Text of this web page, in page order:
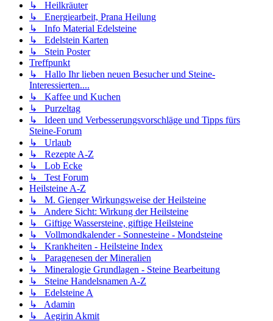
↳ Heilkräuter
↳ Energiearbeit, Prana Heilung
↳ Info Material Edelsteine
↳ Edelstein Karten
↳ Stein Poster
Treffpunkt
↳ Hallo Ihr lieben neuen Besucher und Steine-
Interessierten....
↳ Kaffee und Kuchen
↳ Purzeltag
↳ Ideen und Verbesserungsvorschläge und Tipps fürs
Steine-Forum
↳ Urlaub
↳ Rezepte A-Z
↳ Lob Ecke
↳ Test Forum
Heilsteine A-Z
↳ M. Gienger Wirkungsweise der Heilsteine
↳ Andere Sicht: Wirkung der Heilsteine
↳ Giftige Wassersteine, giftige Heilsteine
↳ Vollmondkalender - Sonnesteine - Mondsteine
↳ Krankheiten - Heilsteine Index
↳ Paragenesen der Mineralien
↳ Mineralogie Grundlagen - Steine Bearbeitung
↳ Steine Handelsnamen A-Z
↳ Edelsteine A
↳ Adamin
↳ Aegirin Akmit